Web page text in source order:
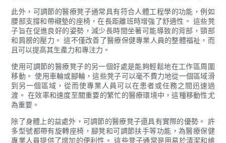
此外，可調節的醫療凳子通常具有符合人體工程學的功能，例如
腰部支撐和帶襯墊的座椅，在長距離班時增強了舒適性。 這些凳
子旨在促進良好的姿勢，減少長時間坐著可能導致的背部，頸部
和肩膀的壓力。 這不僅改善了醫療保健專業人員的整體福祉，而
且可以提高其生產力和專注力。
使用可調節的醫療凳子的另一個好處是能夠輕鬆地在工作區周圍
移動。 使用車輪或腳輪，這些凳子可以毫不費力地從一個區域滑
到另一個區域，從而使專業人員可以在患者或任務之間迅速過
渡。 在效率和速度至關重要的繁忙的醫療環境中，這種移動性尤
為重要。
除了身體上的益處外，可調節的醫療凳子還具有實際的優勢。 許
多型號都帶有旋轉座椅，腳凳和可調節扶手等功能，為醫療保健
專業人員提供了增加的便利性。 這些凳子通常是用易於清潔和維